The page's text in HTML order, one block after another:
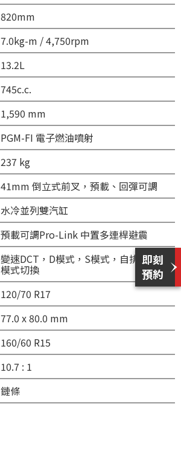
820mm
7.0kg-m / 4,750rpm
13.2L
745c.c.
1,590 mm
PGM-FI 電子燃油噴射
237 kg
41mm 倒立式前叉，預載、回彈可調
水冷並列雙汽缸
預載可調Pro-Link 中置多連桿避震
變速DCT，D模式，S模式，自排/手排
模式切換
120/70 R17
77.0 x 80.0 mm
160/60 R15
10.7 : 1
鏈條